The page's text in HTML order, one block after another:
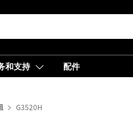
和支持 配件
G3520H